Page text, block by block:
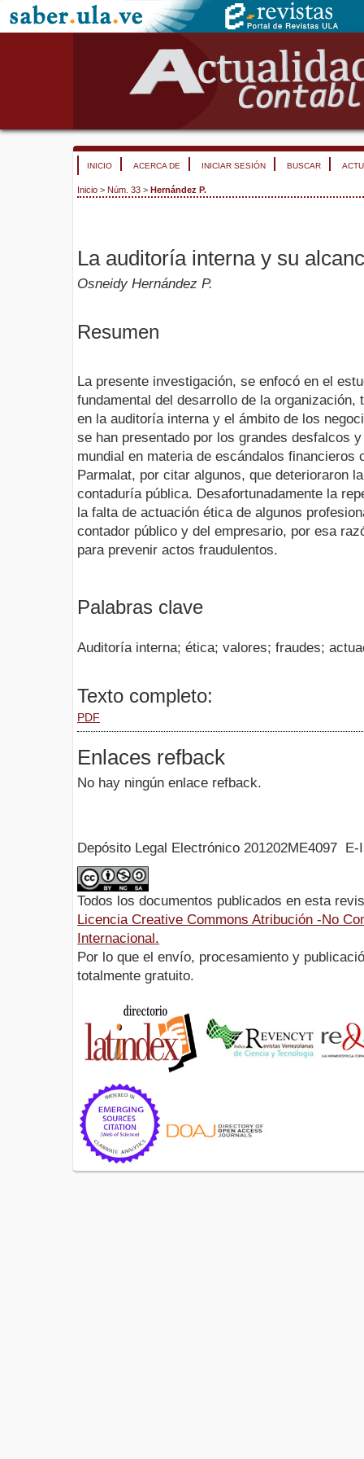
INICIO ACERCA DE INICIAR SESIÓN BUSCAR
Inicio > Núm. 33 > Hernández P.
La auditoría interna y su
Osneidy Hernández P.
Resumen
La presente investigación, se enfocó en el
fundamental del desarrollo de la organización,
en la auditoría interna y el ámbito de los
se han presentado por los grandes desfalcos
mundial en materia de escándalos financieros
Parmalat, por citar algunos, que deterioraron
contaduría pública. Desafortunadamente la
la falta de actuación ética de algunos
contador público y del empresario, por esa
para prevenir actos fraudulentos.
Palabras clave
Auditoría interna; ética; valores; fraudes;
Texto completo:
PDF
Enlaces refback
No hay ningún enlace refback.
Depósito Legal Electrónico 201202ME4097 E-
Todos los documentos publicados en esta
Licencia Creative Commons Atribución -No
Internacional.
Por lo que el envío, procesamiento y
totalmente gratuito.